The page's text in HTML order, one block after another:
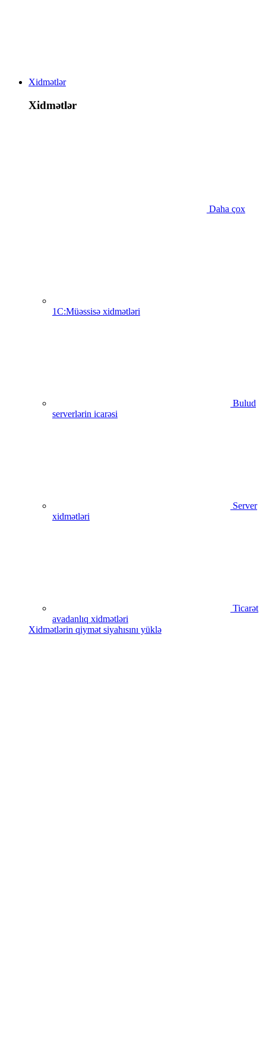
Xidmətlər
Xidmətlər
Daha çox
1C:Müəssisə xidmətləri
Bulud
serverlərin icarəsi
Server
xidmətləri
Ticarət
avadanlıq xidmətləri
Xidmətlərin qiymət siyahısını yüklə